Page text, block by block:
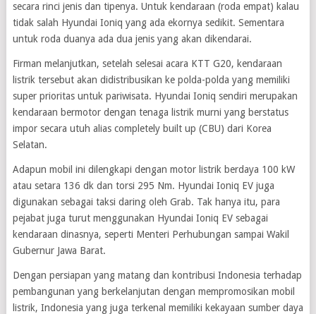
secara rinci jenis dan tipenya. Untuk kendaraan (roda empat) kalau
tidak salah Hyundai Ioniq yang ada ekornya sedikit. Sementara
untuk roda duanya ada dua jenis yang akan dikendarai.
Firman melanjutkan, setelah selesai acara KTT G20, kendaraan
listrik tersebut akan didistribusikan ke polda-polda yang memiliki
super prioritas untuk pariwisata. Hyundai Ioniq sendiri merupakan
kendaraan bermotor dengan tenaga listrik murni yang berstatus
impor secara utuh alias completely built up (CBU) dari Korea
Selatan.
Adapun mobil ini dilengkapi dengan motor listrik berdaya 100 kW
atau setara 136 dk dan torsi 295 Nm. Hyundai Ioniq EV juga
digunakan sebagai taksi daring oleh Grab. Tak hanya itu, para
pejabat juga turut menggunakan Hyundai Ioniq EV sebagai
kendaraan dinasnya, seperti Menteri Perhubungan sampai Wakil
Gubernur Jawa Barat.
Dengan persiapan yang matang dan kontribusi Indonesia terhadap
pembangunan yang berkelanjutan dengan mempromosikan mobil
listrik, Indonesia yang juga terkenal memiliki kekayaan sumber daya